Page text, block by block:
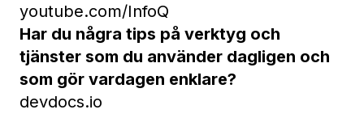
youtube.com/InfoQ
Har du några tips på verktyg och
tjänster som du använder dagligen och
som gör vardagen enklare?
devdocs.io